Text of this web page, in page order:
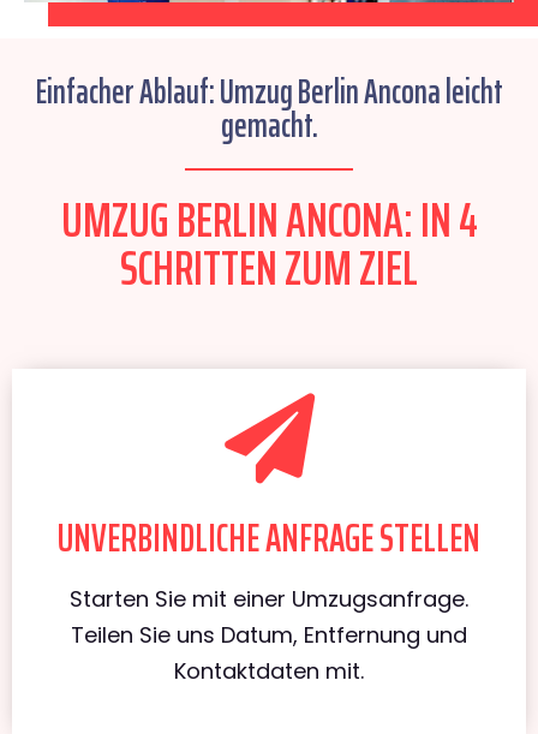
Einfacher Ablauf: Umzug Berlin Ancona leicht
gemacht.
UMZUG BERLIN ANCONA: IN 4
SCHRITTEN ZUM ZIEL
UNVERBINDLICHE ANFRAGE STELLEN
Starten Sie mit einer Umzugsanfrage.
Teilen Sie uns Datum, Entfernung und
Kontaktdaten mit.